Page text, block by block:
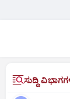
ಸುದ್ದಿ